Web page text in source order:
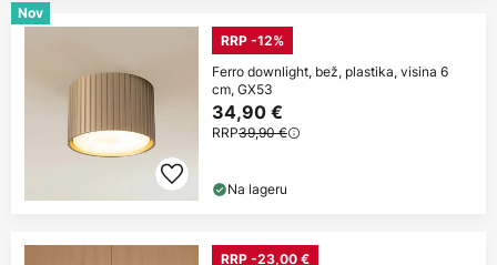
Nov
RRP -12%
Ferro downlight, bež, plastika, visina 6
cm, GX53
34,90 €
RRP39,90 €
Na lageru
RRP -23,00 €